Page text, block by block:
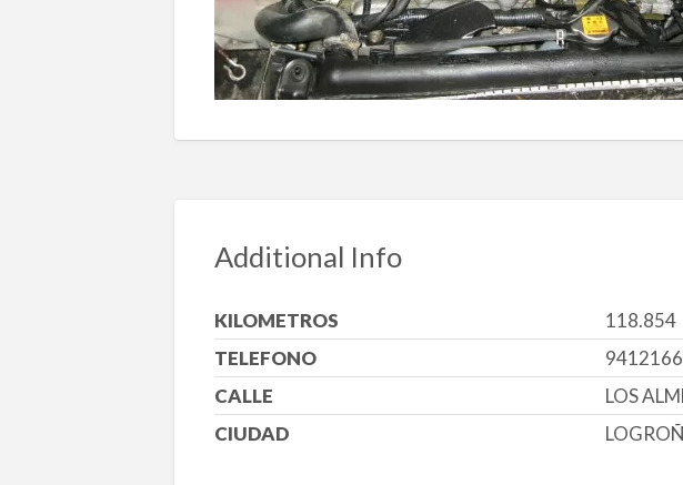
Additional Info
KILOMETROS
118.854
TELEFONO
CALLE
LOS
CIUDAD